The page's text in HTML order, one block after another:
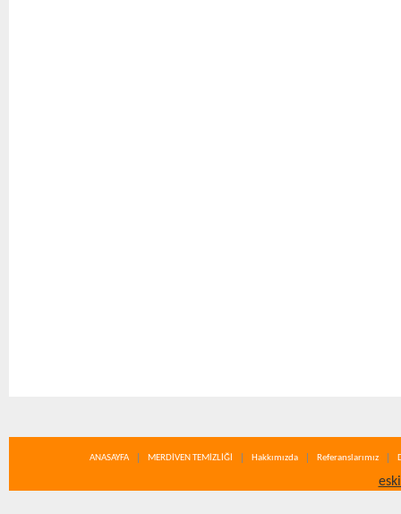
ANASAYFA MERDİVEN TEMİZLİĞİ Hakkımızda Referanslarımız